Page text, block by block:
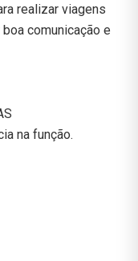
realizar viagens
comunicação e
na função.